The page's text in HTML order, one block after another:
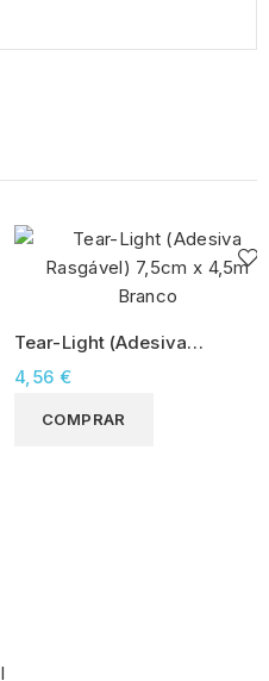
Tear-Light (Adesiva
Rasgável) 7,5cm x 4,5m
4,56 €
COMPRAR